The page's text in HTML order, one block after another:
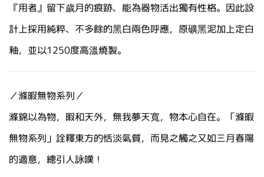
『用者』留下歲月的痕跡、能為器物活出獨有性格。因此設
計上採用純粹、不多餘的黑白兩色呼應，原礦黑泥加上定白
釉，並以1250度高溫燒製。
／滌暇無物系列／
滌錦以為物，暇和天外，無我夢天寬，物本心自在。
「滌暇
無物系列 」詮釋東方的恬淡氣質，而見之觸之又如三月春陽
的適意，總引人詠嘆！